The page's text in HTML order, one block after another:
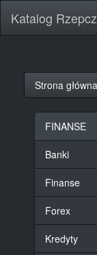
Katalog
Strona główna
FINANSE
Banki
Finanse
Forex
Kredyty